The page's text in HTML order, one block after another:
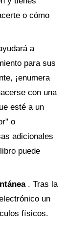
o cómo
a
para sus
¡enumera
con una
esté a un
o
adicionales
puede
. Tras la
un
físicos.